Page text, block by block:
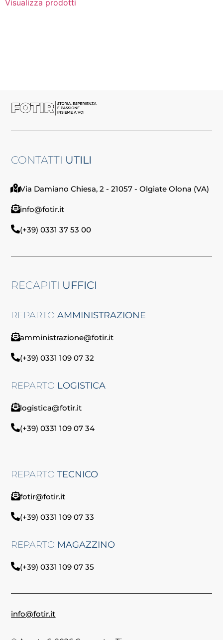
Visualizza prodotti
CONTATTI UTILI
Via Damiano Chiesa, 2 - 21057 - Olgiate Olona (VA)
info@fotir.it
(+39) 0331 37 53 00
RECAPITI UFFICI
REPARTOAMMINISTRAZIONE
amministrazione@fotir.it
(+39) 0331 109 07 32
REPARTO LOGISTICA
logistica@fotir.it
(+39) 0331 109 07 34
REPARTOTECNICO
fotir@fotir.it
(+39) 0331 109 07 33
REPARTO MAGAZZINO
(+39) 0331 109 07 35
info@fotir.it